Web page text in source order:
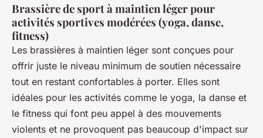
Brassière de sport à maintien léger pour
activités sportives modérées (yoga, danse,
fitness)
Les brassières à maintien léger sont conçues pour
offrir juste le niveau minimum de soutien nécessaire
tout en restant confortables à porter. Elles sont
idéales pour les activités comme le yoga, la danse et
le fitness qui font peu appel à des mouvements
violents et ne provoquent pas beaucoup d'impact sur